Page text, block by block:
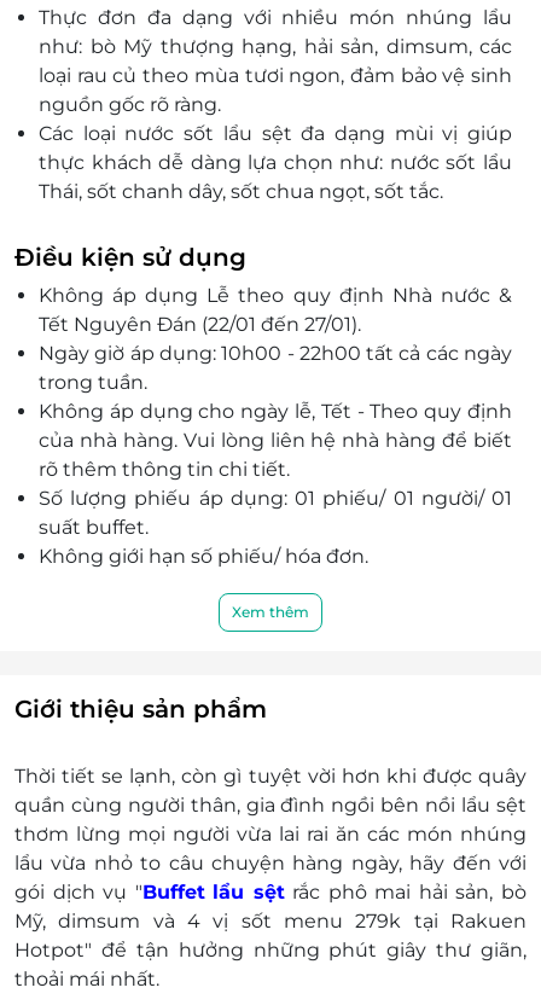
Thực đơn đa dạng với nhiều món nhúng lẩu
như: bò Mỹ thượng hạng, hải sản, dimsum, các
loại rau củ theo mùa tươi ngon, đảm bảo vệ sinh
nguồn gốc rõ ràng.
Các loại nước sốt lẩu sệt đa dạng mùi vị giúp
thực khách dễ dàng lựa chọn như: nước sốt lẩu
Thái, sốt chanh dây, sốt chua ngọt, sốt tắc.
cùng đội ngũ nhân viên chu đáo sẽ làm hài lòng
mọi thực khách mỗi khi đến đây.
Điều kiện sử dụng
Không áp dụng Lễ theo quy định Nhà nước &
Tết Nguyên Đán (22/01 đến 27/01).
Ngày giờ áp dụng: 10h00 - 22h00 tất cả các ngày
trong tuần.
Không áp dụng cho ngày lễ, Tết - Theo quy định
của nhà hàng. Vui lòng liên hệ nhà hàng để biết
rõ thêm thông tin chi tiết.
Số lượng phiếu áp dụng: 01 phiếu/ 01 người/ 01
suất buffet.
Không giới hạn số phiếu/ hóa đơn.
người lớn theo giá niêm yết nhà hàng.
Trẻ cao trên 1,3m tính như người lớn.
phiếu khi đến để được phục vụ tốt nhất.
Trường hợp không đặt chỗ trước hoặc không
còn chỗ trống nhà hàng xin cáo lỗi và hẹn phục
vụ khách hàng vào thời điểm khác.
Địa chỉ: 483 Lê Văn Sỹ, phường 12, quận 3,
TP.Hồ Chí Minh
Điện thoại: 0971 745 381 - 0905 111 483
Một khách hàng được mua nhiều phiếu
Xem thêm
Giới thiệu sản phẩm
Thời tiết se lạnh, còn gì tuyệt vời hơn khi được quây
quần cùng người thân, gia đình ngồi bên nồi lẩu sệt
thơm lừng mọi người vừa lai rai ăn các món nhúng
lẩu vừa nhỏ to câu chuyện hàng ngày, hãy đến với
gói dịch vụ "Buffet lẩu sệtrắc phô mai hải sản, bò
Mỹ, dimsum và 4 vị sốt menu 279k tại Rakuen
Hotpot" để tận hưởng những phút giây thư giãn,
thoải mái nhất.